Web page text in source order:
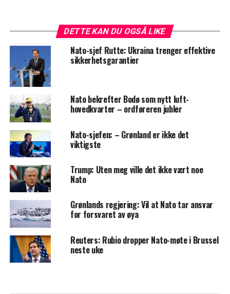
DETTE KAN DU OGSÅ LIKE
Nato-sjef Rutte: Ukraina trenger effektive
sikkerhetsgarantier
Nato bekrefter Bodø som nytt luft-
hovedkvarter – ordføreren jubler
Nato-sjefen: – Grønland er ikke det
viktigste
Trump: Uten meg ville det ikke vært noe
Nato
Grønlands regjering: Vil at Nato tar ansvar
for forsvaret av øya
Reuters: Rubio dropper Nato-møte i Brussel
neste uke